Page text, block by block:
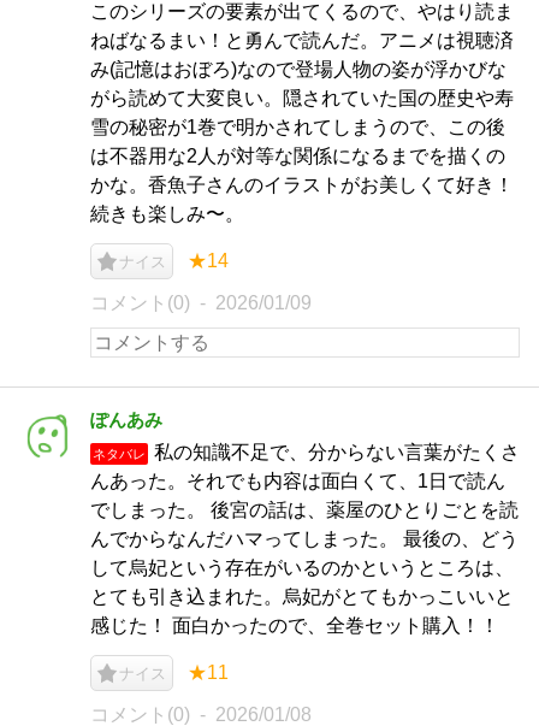
このシリーズの要素が出てくるので、やはり読ま
ねばなるまい！と勇んで読んだ。アニメは視聴済
み(記憶はおぼろ)なので登場人物の姿が浮かびな
がら読めて大変良い。隠されていた国の歴史や寿
雪の秘密が1巻で明かされてしまうので、この後
は不器用な2人が対等な関係になるまでを描くの
かな。香魚子さんのイラストがお美しくて好き！
続きも楽しみ〜。
ナイス ★14
コメント(0) 2026/01/09
ぽんあみ
ネタバレ
私の知識不足で、分からない言葉がたくさ
んあった。それでも内容は面白くて、1日で読ん
でしまった。 後宮の話は、薬屋のひとりごとを読
んでからなんだハマってしまった。 最後の、どう
して烏妃という存在がいるのかというところは、
とても引き込まれた。烏妃がとてもかっこいいと
感じた！ 面白かったので、全巻セット購入！！
ナイス ★11
コメント(0) 2026/01/08